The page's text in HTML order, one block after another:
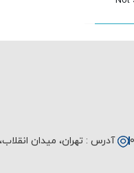
آدرس : تهران، میدان انقلاب،